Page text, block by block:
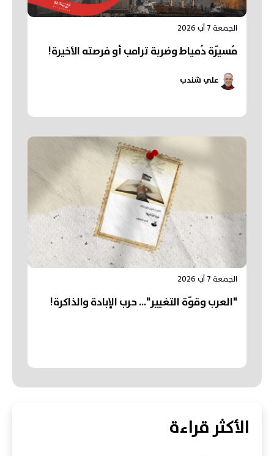
الجمعة 7 آب 2026
مُسيّرة دُمياط وضربة ترامب أو فرصته الأخيرة!
علي شندب
الجمعة 7 آب 2026
"العرب وقوّة التغيير"... حرب الإبادة والذاكرة!
الأكثر قراءة